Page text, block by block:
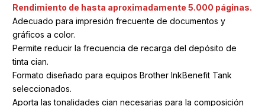
Rendimiento de hasta aproximadamente 5.000 páginas.
Adecuado para impresión frecuente de documentos y
gráficos a color.
Permite reducir la frecuencia de recarga del depósito de
tinta cian.
Formato diseñado para equipos Brother InkBenefit Tank
seleccionados.
Aporta las tonalidades cian necesarias para la composición